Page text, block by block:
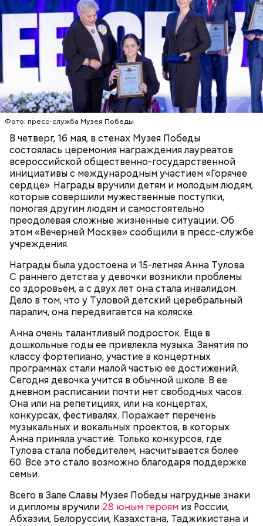
Фото: пресс-служба Музея Победы
В четверг, 16 мая, в стенах Музея Победы
состоялась церемония награждения лауреатов
всероссийской общественно-государственной
инициативы с международным участием «Горячее
сердце». Награды вручили детям и молодым людям,
которые совершили мужественные поступки,
помогая другим людям и самостоятельно
преодолевая сложные жизненные ситуации. Об
этом «Вечерней Москве» сообщили в пресс-службе
учреждения.
Награды была удостоена и 15-летняя Анна Тулова.
С раннего детства у девочки возникли проблемы
со здоровьем, а с двух лет она стала инвалидом.
Дело в том, что у Туловой детский церебральный
паралич, она передвигается на коляске.
Анна очень талантливый подросток. Еще в
дошкольные годы ее привлекла музыка. Занятия по
классу фортепиано, участие в концертных
программах стали малой частью ее достижений.
Сегодня девочка учится в обычной школе. В ее
дневном расписании почти нет свободных часов.
Она или на репетициях, или на концертах,
конкурсах, фестивалях. Поражает перечень
музыкальных и вокальных проектов, в которых
Анна приняла участие. Только конкурсов, где
Тулова стала победителем, насчитывается более
60. Все это стало возможно благодаря поддержке
семьи.
Всего в Зале Славы Музея Победы нагрудные знаки
и дипломы вручили 28 юным героям из России,
Абхазии, Белоруссии, Казахстана, Таджикистана и
— Маршрут затрагивает востребованные улицы
районов. Таким образом, жители разных районов
смогут как отдыхать, так и ездить по делам по
реализованным велополосам и велодорожкам.
Фото: Shutterstock
Где проходит
Существуют несколько версий, какой именно дом
стал прототипом жилища Мастера. Но согласно
самой популярной — это подвал дома № 9, что в
Небольшой деревянный дом построили в начале
XIX века, предположительно, в 1830 годах. В здании
есть полуподвальный этаж, который обустроен
под жилое помещение.
«Кинематографическая лужа»:
булгаковед — о новой
экранизации «Мастера и
Маргариты»
Большой Гнездниковский переулок
Метароман не для всех: чем
удивит новая экранизация
«Мастера и Маргариты»
Топ-10 милых зверят, которые
появились на свет в Московском
зоопарке
Парк Горького
Парк Горького заслуженно называют главным
парком страны, ведь это одно из самых любимых
мест москвичей. Огромный комплекс занимает
более 219 гектаров. По нему приятно совершить
неспешную прогулку в окружении цветущих клумб
или провести время более активно. Например,
покататься на велосипедах или самокатах по
набережной Москвы-реки.
зимой заливают каток.
Более 40 тысяч пассажиров
теплоходов принял Северный
речной вокзал в июне